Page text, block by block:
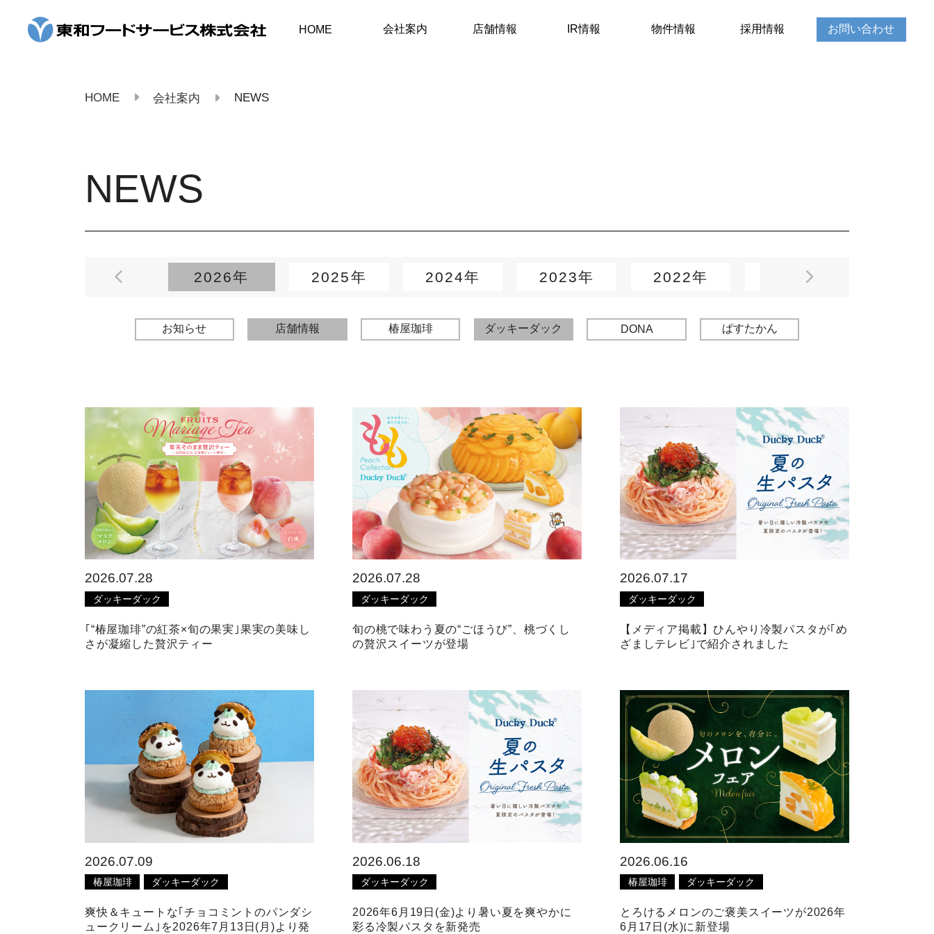
HOME 会社案内 店舗情報 IR情報 物件情報 採用情報 お問い合わせ
HOME 会社案内 NEWS
NEWS
2026年 2025年 2024年 2023年 2022年 2021年
お知らせ 店舗情報 椿屋珈琲 ダッキーダック DONA ぱすたかん
2026.07.28
ダッキーダック
｢“椿屋珈琲”の紅茶×旬の果実｣果実の美味し
さが凝縮した贅沢ティー
2026.07.28
ダッキーダック
旬の桃で味わう夏の“ごほうび”、桃づくし
の贅沢スイーツが登場
2026.07.17
ダッキーダック
【メディア掲載】ひんやり冷製パスタが｢め
ざましテレビ｣で紹介されました
2026.07.09
椿屋珈琲 ダッキーダック
爽快＆キュートな｢チョコミントのパンダシ
ュークリーム｣を2026年7月13日(月)より発
2026.06.18
ダッキーダック
2026年6月19日(金)より暑い夏を爽やかに
彩る冷製パスタを新発売
2026.06.16
椿屋珈琲 ダッキーダック
とろけるメロンのご褒美スイーツが2026年
6月17日(水)に新登場